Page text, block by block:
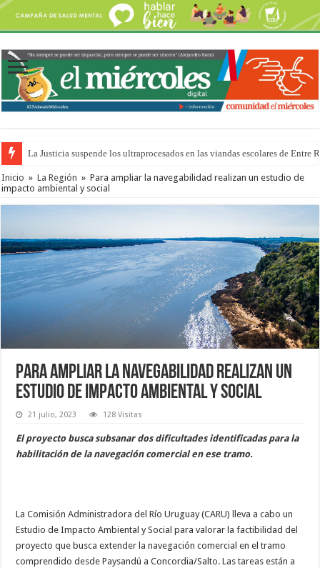
La Justicia suspende los ultraprocesados en las viandas escolares de Entre
Inicio » La Región » Para ampliar la navegabilidad realizan un estudio de
impacto ambiental y social
Para ampliar la navegabilidad realizan un
estudio de impacto ambiental y social
21 julio, 2023 128 Visitas
El proyecto busca subsanar dos dificultades identificadas para la
habilitación de la navegación comercial en ese tramo.
La Comisión Administradora del Río Uruguay (CARU) lleva a cabo un
Estudio de Impacto Ambiental y Social para valorar la factibilidad del
proyecto que busca extender la navegación comercial en el tramo
comprendido desde Paysandú a Concordia/Salto. Las tareas están a